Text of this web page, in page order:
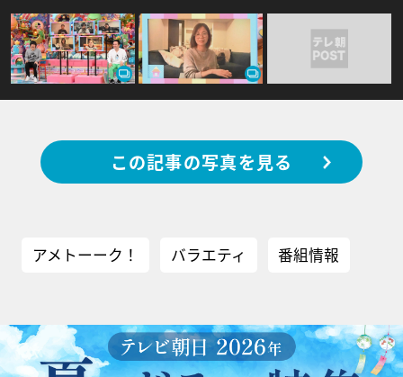
この記事の写真を見る
アメトーーク！ バラエティ 番組情報